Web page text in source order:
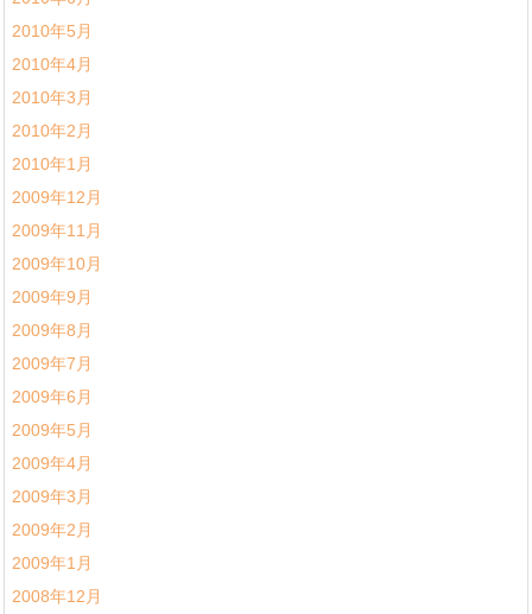
2010年5月
2010年4月
2010年3月
2010年2月
2010年1月
2009年12月
2009年11月
2009年10月
2009年9月
2009年8月
2009年7月
2009年6月
2009年5月
2009年4月
2009年3月
2009年2月
2009年1月
2008年12月